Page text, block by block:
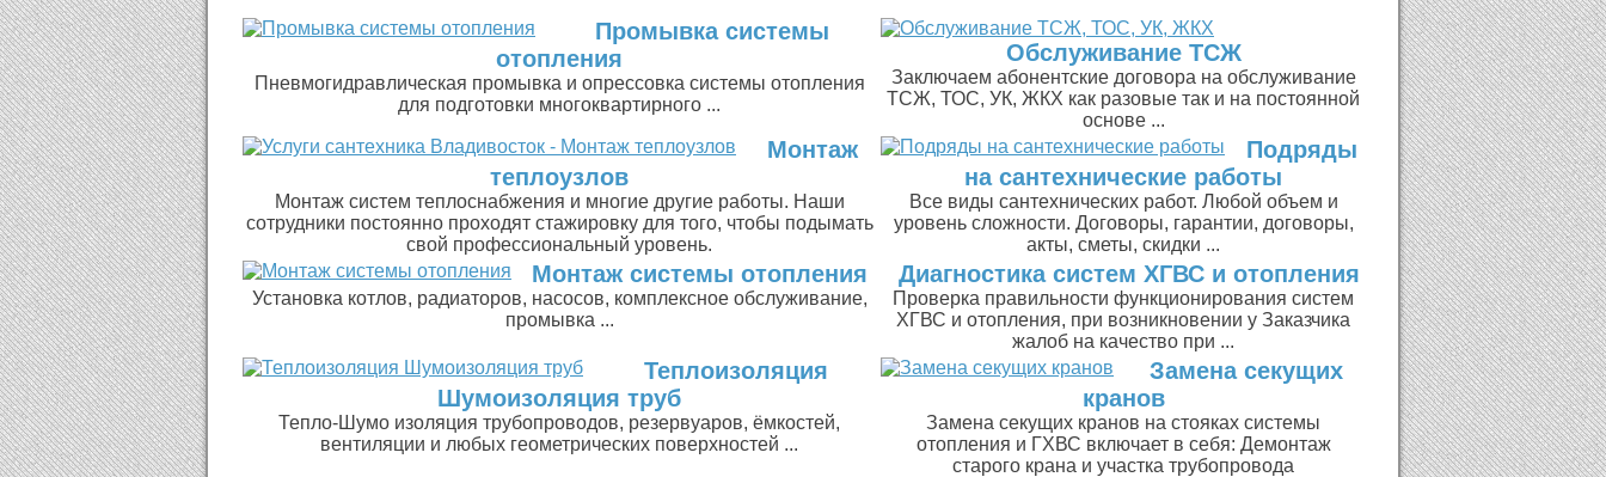
Промывка системы
отопления
Пневмогидравлическая промывка и опрессовка системы отопления
для подготовки многоквартирного ...
Обслуживание ТСЖ
Заключаем абонентские договора на обслуживание
ТСЖ, ТОС, УК, ЖКХ как разовые так и на постоянной
основе ...
Монтаж
теплоузлов
Монтаж систем теплоснабжения и многие другие работы. Наши
сотрудники постоянно проходят стажировку для того, чтобы подымать
свой профессиональный уровень.
Подряды
на сантехнические работы
Все виды сантехнических работ. Любой объем и
уровень сложности. Договоры, гарантии, договоры,
акты, сметы, скидки ...
Монтаж системы отопления
Установка котлов, радиаторов, насосов, комплексное обслуживание,
промывка ...
Диагностика систем ХГВС и отопления
Проверка правильности функционирования систем
ХГВС и отопления, при возникновении у Заказчика
жалоб на качество при ...
Теплоизоляция
Шумоизоляция труб
Тепло-Шумо изоляция трубопроводов, резервуаров, ёмкостей,
вентиляции и любых геометрических поверхностей ...
Замена секущих
кранов
Замена секущих кранов на стояках системы
отопления и ГХВС включает в себя: Демонтаж
старого крана и участка трубопровода